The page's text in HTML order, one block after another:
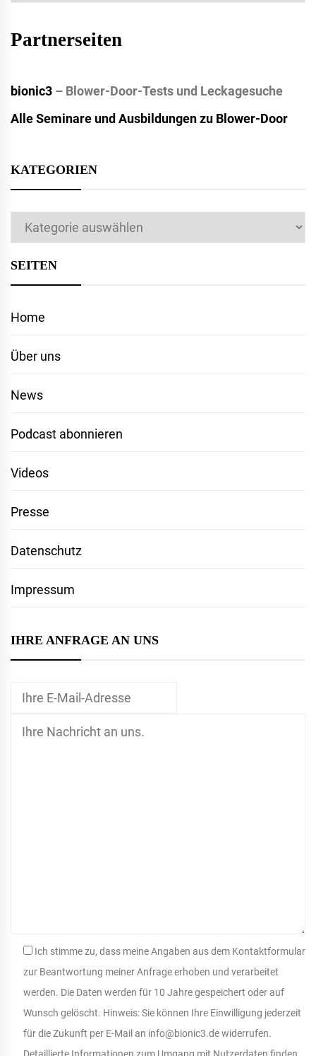
Partnerseiten
bionic3 – Blower-Door-Tests und Leckagesuche
Alle Seminare und Ausbildungen zu Blower-Door
KATEGORIEN
Kategorien
SEITEN
Home
Über uns
News
Podcast abonnieren
Videos
Presse
Datenschutz
Impressum
IHRE ANFRAGE AN UNS
Ich stimme zu, dass meine Angaben aus dem Kontaktformular
zur Beantwortung meiner Anfrage erhoben und verarbeitet
werden. Die Daten werden für 10 Jahre gespeichert oder auf
Wunsch gelöscht. Hinweis: Sie können Ihre Einwilligung jederzeit
für die Zukunft per E-Mail an info@bionic3.de widerrufen.
Detaillierte Informationen zum Umgang mit Nutzerdaten finden